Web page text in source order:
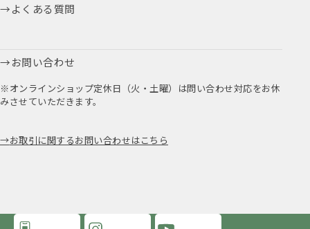
よくある質問
お問い合わせ
※オンラインショップ定休日（火・土曜）は問い合わせ対応をお休
みさせていただきます。
お取引に関するお問い合わせはこちら